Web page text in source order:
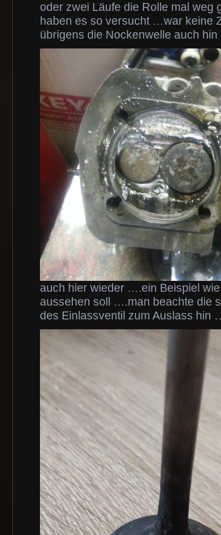
oder zwei Läufe die Rolle mal weg
haben es so versucht …war keine
übrigens die Nockenwelle auch
auch hier wieder ….ein Beispiel
aussehen soll ….man beachte die
des Einlassventil zum Auslass hin